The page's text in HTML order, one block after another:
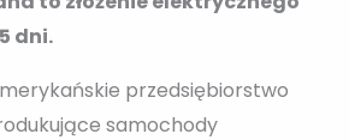
dni.
przedsiębiorstwo
samochody